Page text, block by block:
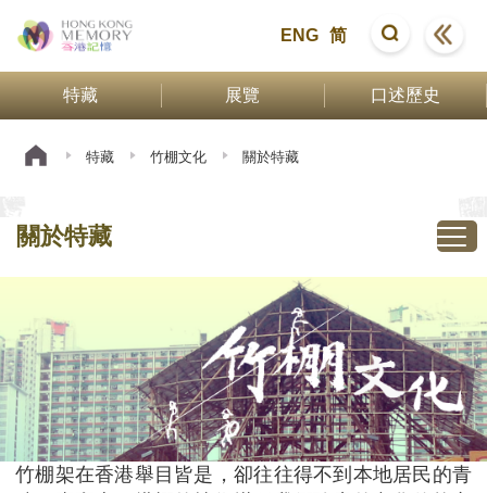
ENG 简
特藏 展覽 口述歷史
特藏 竹棚文化 關於特藏
關於特藏
竹棚架在香港舉目皆是，卻往往得不到本地居民的青